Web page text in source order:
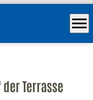
menu
Terrasse